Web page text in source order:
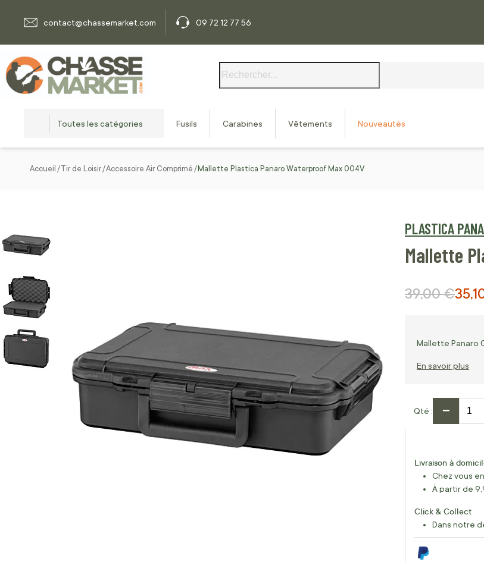
contact@chassemarket.com
09 72 12 77 56
Toutes les catégories Fusils Carabines Vêtements Nouveautés
Accueil Tir de Loisir Accessoire Air Comprimé Mallette Plastica Panaro Waterproof Max 004V
PLASTICA
Mallette
Prix
Prix normal
39,00 €
Mallette Panaro
En savoir plus
Qté −
Livraison à
Chez vous
À partir de
Click & Collect
Dans notre